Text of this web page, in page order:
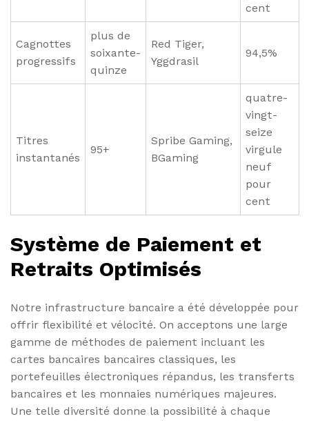
cent
Cagnottes
progressifs
plus de
soixante-
quinze
Red Tiger,
Yggdrasil
94,5%
Titres
instantanés
95+
Spribe Gaming,
BGaming
quatre-
vingt-
seize
virgule
neuf
pour
cent
Système de Paiement et
Retraits Optimisés
Notre infrastructure bancaire a été développée pour
offrir flexibilité et vélocité. On acceptons une large
gamme de méthodes de paiement incluant les
cartes bancaires bancaires classiques, les
portefeuilles électroniques répandus, les transferts
bancaires et les monnaies numériques majeures.
Une telle diversité donne la possibilité à chaque